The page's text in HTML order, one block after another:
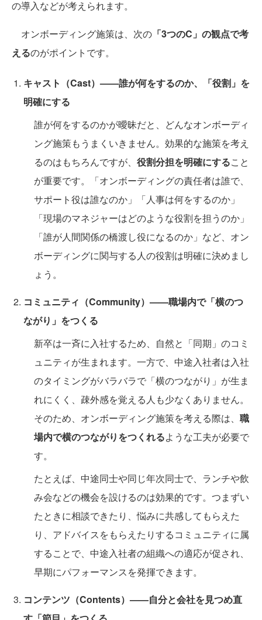
の導入などが考えられます。
オンボーディング施策は、次の 「3つのC」の観点で考
えるのがポイントです。
キャスト（Cast）——誰が何をするのか、「役割」を
明確にする
誰が何をするのかが曖昧だと、どんなオンボーディ
ング施策もうまくいきません。効果的な施策を考え
るのはもちろんですが、 役割分担を明確にすること
が重要です。「オンボーディングの責任者は誰で、
サポート役は誰なのか」「人事は何をするのか」
「現場のマネジャーはどのような役割を担うのか」
「誰が人間関係の橋渡し役になるのか」など、オン
ボーディングに関与する人の役割は明確に決めまし
ょう。
コミュニティ（Community）——職場内で「横のつ
ながり」をつくる
新卒は一斉に入社するため、自然と「同期」のコミ
ュニティが生まれます。一方で、中途入社者は入社
のタイミングがバラバラで「横のつながり」が生ま
れにくく、疎外感を覚える人も少なくありません。
そのため、オンボーディング施策を考える際は、 職
場内で横のつながりをつくれるような工夫が必要で
す。
たとえば、中途同士や同じ年次同士で、ランチや飲
み会などの機会を設けるのは効果的です。つまずい
たときに相談できたり、悩みに共感してもらえた
り、アドバイスをもらえたりするコミュニティに属
することで、中途入社者の組織への適応が促され、
早期にパフォーマンスを発揮できます。
コンテンツ（Contents）——自分と会社を見つめ直